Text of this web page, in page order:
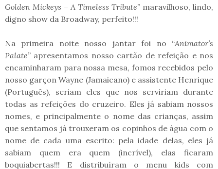
Golden Mickeys – A Timeless Tribute” maravilhoso, lindo,
digno show da Broadway, perfeito!!!
Na primeira noite nosso jantar foi no “Animator’s
Palate” apresentamos nosso cartão de refeição e nos
encaminharam para nossa mesa, fomos recebidos pelo
nosso garçon Wayne (Jamaicano) e assistente Henrique
(Português), seriam eles que nos serviriam durante
todas as refeições do cruzeiro. Eles já sabiam nossos
nomes, e principalmente o nome das crianças, assim
que sentamos já trouxeram os copinhos de água com o
nome de cada uma escrito: pela idade delas, eles já
sabiam quem era quem (incrível), elas ficaram
boquiabertas!!! E distribuíram o menu kids com